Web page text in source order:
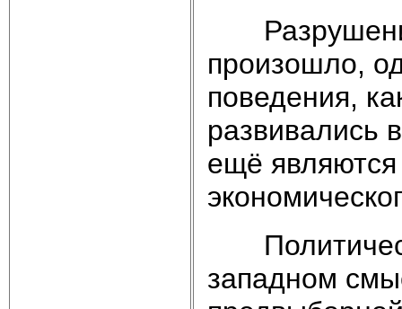
Разрушение
произошло,
поведения,
развивались
ещё
западном